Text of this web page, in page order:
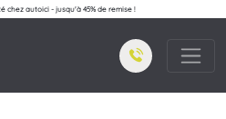
chez autoici - jusqu'à 45% de remise !